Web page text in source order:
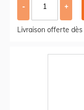
- +
Livraison offerte dès